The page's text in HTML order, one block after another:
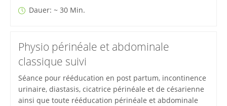
Dauer: ~ 30 Min.
Physio périnéale et abdominale
classique suivi
Séance pour rééducation en post partum, incontinence
urinaire, diastasis, cicatrice périnéale et de césarienne
ainsi que toute rééducation périnéale et abdominale